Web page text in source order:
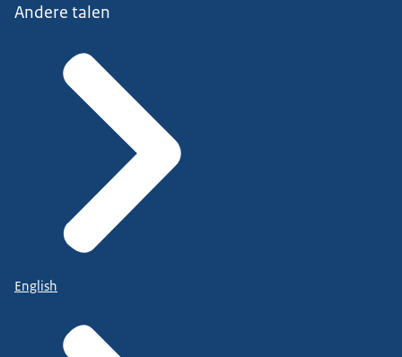
Andere talen
English